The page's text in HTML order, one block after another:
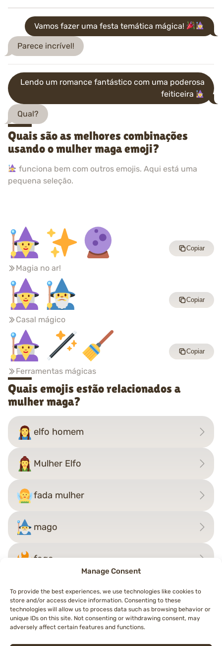
Manage Consent
To provide the best experiences, we use technologies like cookies to
store and/or access device information. Consenting to these
technologies will allow us to process data such as browsing behavior or
unique IDs on this site. Not consenting or withdrawing consent, may
adversely affect certain features and functions.
Vamos fazer uma festa temática mágica!
Parece incrível!
Lendo um romance fantástico com uma poderosa
feiticeira
Qual?
Quais são as melhores combinações
usando o mulher maga emoji?
funciona bem com outros emojis. Aqui está uma
pequena seleção.
Magia no ar!
Copiar
Casal mágico
Copiar
Ferramentas mágicas
Copiar
Quais emojis estão relacionados a
mulher maga?
elfo homem
Mulher Elfo
fada mulher
mago
fogo
Navegação
de
←pessoa em posição de lótus mago→